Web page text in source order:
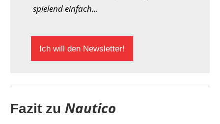
spielend einfach…
Ich will den Newsletter!
Fazit zuNautico